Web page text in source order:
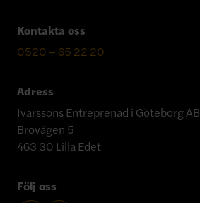
Kontakta oss
0520 – 65 22 20
Adress
Ivarssons Entreprenad i Göteborg AB
Brovägen 5
463 30 Lilla Edet
Följ oss